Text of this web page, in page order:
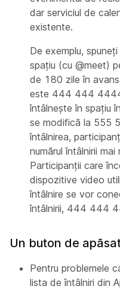
dar serviciul de
existente.
De exemplu,
spațiu (cu @meet)
de 180 zile în
este 444 444
întâlnește în spațiu
se modifică la 555
întâlnirea,
numărul întâlnirii
Participanții care
dispozitive video
întâlnire se vor
întâlnirii, 444 444
Un buton de
Pentru problemele
lista de întâlniri din